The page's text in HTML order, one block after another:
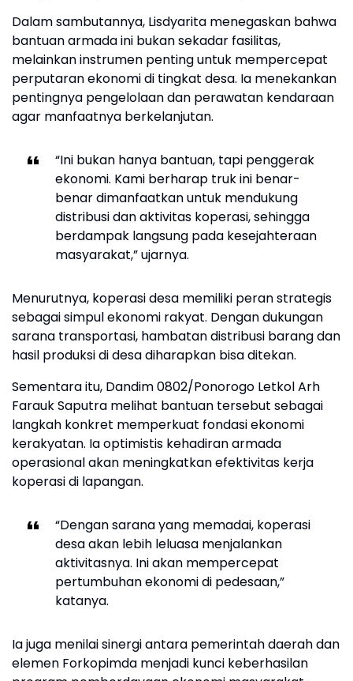
Dalam sambutannya, Lisdyarita menegaskan bahwa
bantuan armada ini bukan sekadar fasilitas,
melainkan instrumen penting untuk mempercepat
perputaran ekonomi di tingkat desa. Ia menekankan
pentingnya pengelolaan dan perawatan kendaraan
agar manfaatnya berkelanjutan.
“Ini bukan hanya bantuan, tapi penggerak
ekonomi. Kami berharap truk ini benar-
benar dimanfaatkan untuk mendukung
distribusi dan aktivitas koperasi, sehingga
berdampak langsung pada kesejahteraan
masyarakat,” ujarnya.
Menurutnya, koperasi desa memiliki peran strategis
sebagai simpul ekonomi rakyat. Dengan dukungan
sarana transportasi, hambatan distribusi barang dan
hasil produksi di desa diharapkan bisa ditekan.
Sementara itu, Dandim 0802/Ponorogo Letkol Arh
Farauk Saputra melihat bantuan tersebut sebagai
langkah konkret memperkuat fondasi ekonomi
kerakyatan. Ia optimistis kehadiran armada
operasional akan meningkatkan efektivitas kerja
koperasi di lapangan.
“Dengan sarana yang memadai, koperasi
desa akan lebih leluasa menjalankan
aktivitasnya. Ini akan mempercepat
pertumbuhan ekonomi di pedesaan,”
katanya.
Ia juga menilai sinergi antara pemerintah daerah dan
elemen Forkopimda menjadi kunci keberhasilan